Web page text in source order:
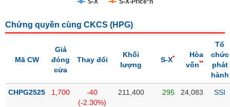
thái
thị
S-X S-X-Price*n
Chứng quyền cùng CKCS (HPG)
Mã CW
Giá
đóng
cửa
Thay đổi
Khối
lượng
S-X*
Hòa
vốn**
Tổ
chức
phát
hành
CHPG2525 1,700
-40
(-2.30%)
211,400 295 24,083 SSI
NGÀNH
NGHIỆP